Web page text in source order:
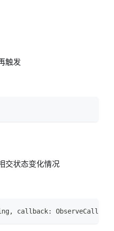
触发
交状态变化情况
, callback: ObserveCallback